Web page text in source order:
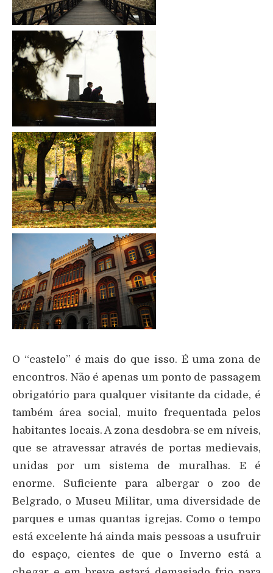
O “castelo” é mais do que isso. É uma zona de
encontros. Não é apenas um ponto de passagem
obrigatório para qualquer visitante da cidade, é
também área social, muito frequentada pelos
habitantes locais. A zona desdobra-se em níveis,
que se atravessar através de portas medievais,
unidas por um sistema de muralhas. E é
enorme. Suficiente para albergar o zoo de
Belgrado, o Museu Militar, uma diversidade de
parques e umas quantas igrejas. Como o tempo
está excelente há ainda mais pessoas a usufruir
do espaço, cientes de que o Inverno está a